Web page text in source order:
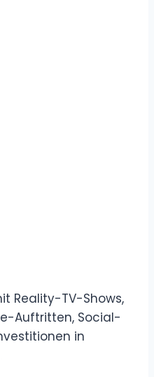
Reality-TV-Shows,
Auftritten, Social-
in